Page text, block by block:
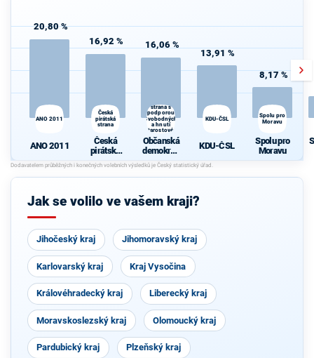
20,80 %
ANO 2011
ANO 2011
16,92 %
Česká
pirátská
strana
Česká
pirátská
strana
16,06 %
strana s
podporou
Svobodných
a hnutí
Starostové a
osobnosti
pro Moravu
Občanská
demokrati
cká strana
s podporou
Svobodný
Starostové
pro
Moravu
13,91 %
KDU-ČSL
KDU-ČSL
8,17 %
Spolu pro
Moravu
Spolu pro
Moravu
Jak se volilo ve vašem kraji?
Jihočeský kraj Jihomoravský kraj
Karlovarský kraj Kraj Vysočina
Královéhradecký kraj Liberecký kraj
Moravskoslezský kraj Olomoucký kraj
Pardubický kraj Plzeňský kraj